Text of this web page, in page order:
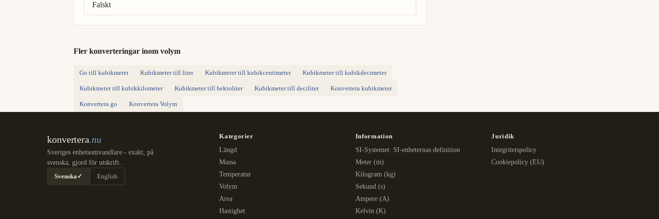
Falskt
Fler konverteringar inom volym
Go till kubikmeter Kubikmeter till liter Kubikmeter till kubikcentimeter Kubikmeter till kubikdecimeter
Kubikmeter till kubikkilometer Kubikmeter till hektoliter Kubikmeter till deciliter Konvertera kubikmeter
Konvertera go Konvertera Volym
konvertera.nu
Sveriges enhetsomvandlare - exakt, på
svenska, gjord för utskrift.
Svenska✓ English
Kategorier
Längd
Massa
Temperatur
Volym
Area
Hastighet
Information
SI-Systemet: SI-enheternas definition
Meter (m)
Kilogram (kg)
Sekund (s)
Ampere (A)
Kelvin (K)
Juridik
Integritetspolicy
Cookiepolicy (EU)